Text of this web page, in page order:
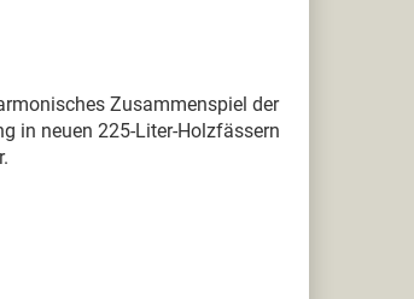
Zusammenspiel der
in neuen 225-Liter-Holzfässern